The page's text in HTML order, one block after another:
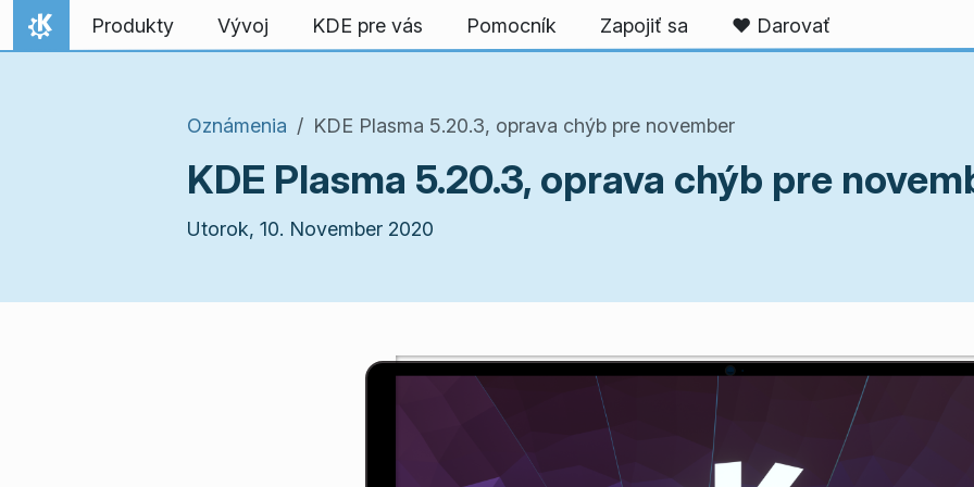
Preskočiť na obsah
Domov
Produkty Vývoj KDE pre vás Pomocník Zapojiť sa ❤️ Darovať
Oznámenia KDE Plasma 5.20.3, oprava chýb pre november
KDE Plasma 5.20.3, oprava chýb pre
Utorok, 10. November 2020